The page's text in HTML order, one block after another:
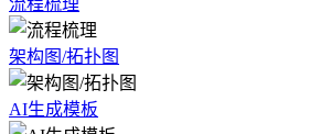
流程梳理
架构图/拓扑图
AI生成模板